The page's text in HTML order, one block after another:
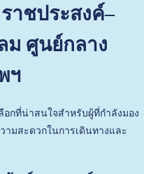
าชประสงค์–
ม ศูนย์กลาง
ฯ
อกที่น่าสนใจสำหรับผู้ที่กำลังมอง
ามสะดวกในการเดินทางและ